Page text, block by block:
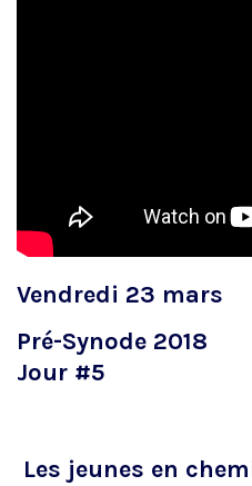
Vendredi 23 mars
Pré-Synode 2018
Jour #5
Les jeunes en